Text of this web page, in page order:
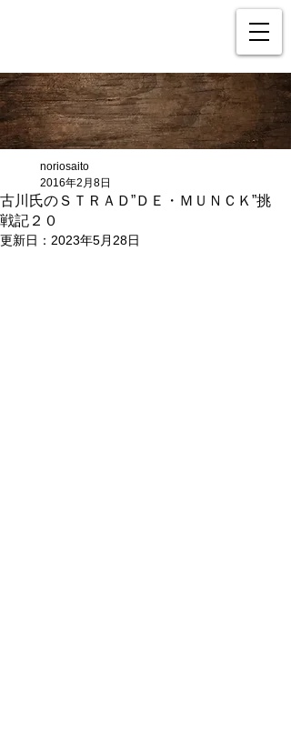
古川氏のＳＴＲＡＤ”ＤＥ・ＭＵＮＣＫ”挑
戦記２０
noriosaito
2016年2月8日
更新日： 2023年5月28日